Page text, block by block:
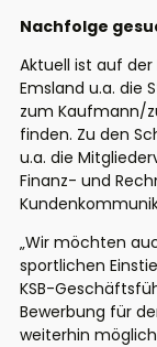
Nachfolge
Aktuell ist auf
Emsland u.a. die
zum Kaufmann/
finden. Zu den
u.a. die
Finanz- und
„Wir möchten
sportlichen
KSB-
Bewerbung für
weiterhin